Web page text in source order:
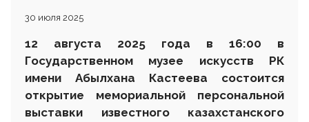
30 июля 2025
12 августа 2025 года в 16:00 в
Государственном музее искусств РК
имени Абылхана Кастеева состоится
открытие мемориальной персональной
выставки известного казахстанского